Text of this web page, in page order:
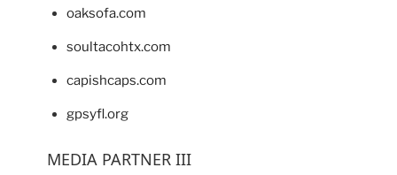
oaksofa.com
soultacohtx.com
capishcaps.com
gpsyfl.org
MEDIA PARTNER III